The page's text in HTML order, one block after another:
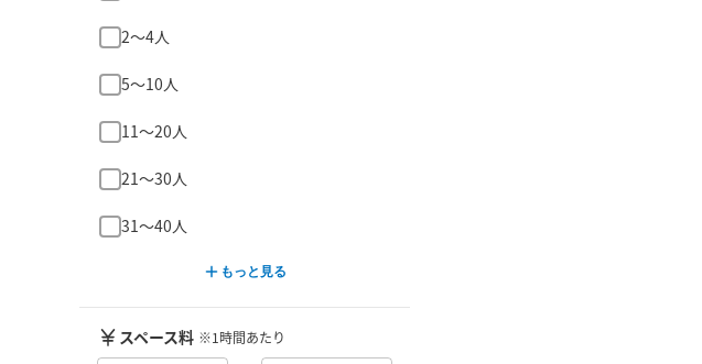
2〜4人
5〜10人
11〜20人
21〜30人
31〜40人
もっと見る
スペース料 ※1時間あたり